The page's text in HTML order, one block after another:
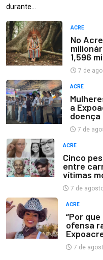
durante…
ACRE
No
1,596
7 de
ACRE
a
doença
7 de
ACRE
Cinco
entre
vítimas
7 de
ACRE
“Por
ofensa
7 de